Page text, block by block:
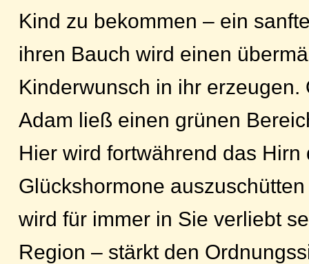
Kind zu bekommen – ein
ihren Bauch wird einen
Kinderwunsch in ihr erzeugen.
Adam ließ einen grünen
Hier wird fortwährend das Hirn
Glückshormone
wird für immer in Sie verliebt
Region – stärkt den